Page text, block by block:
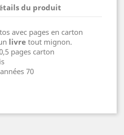
du produit
avec pages en carton
livre tout mignon.
pages carton
70